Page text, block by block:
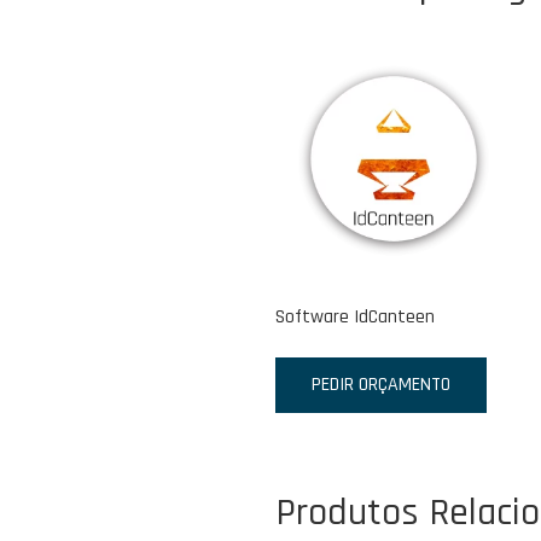
Software IdCanteen
PEDIR ORÇAMENTO
Produtos